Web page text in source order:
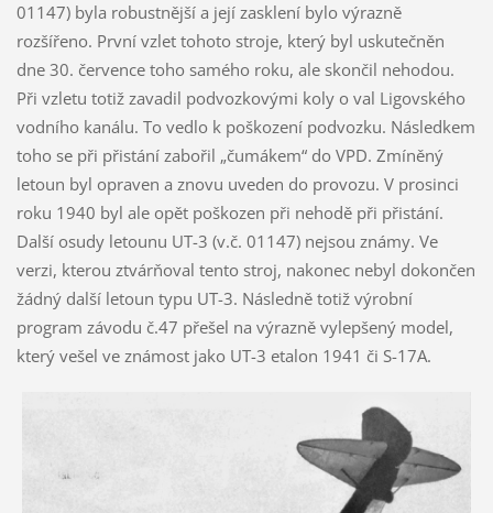
01147) byla robustnější a její zasklení bylo výrazně
rozšířeno. První vzlet tohoto stroje, který byl uskutečněn
dne 30. července toho samého roku, ale skončil nehodou.
Při vzletu totiž zavadil podvozkovými koly o val Ligovského
vodního kanálu. To vedlo k poškození podvozku. Následkem
toho se při přistání zabořil „čumákem“ do VPD. Zmíněný
letoun byl opraven a znovu uveden do provozu. V prosinci
roku 1940 byl ale opět poškozen při nehodě při přistání.
Další osudy letounu UT-3 (v.č. 01147) nejsou známy. Ve
verzi, kterou ztvárňoval tento stroj, nakonec nebyl dokončen
žádný další letoun typu UT-3. Následně totiž výrobní
program závodu č.47 přešel na výrazně vylepšený model,
který vešel ve známost jako UT-3 etalon 1941 či S-17A.